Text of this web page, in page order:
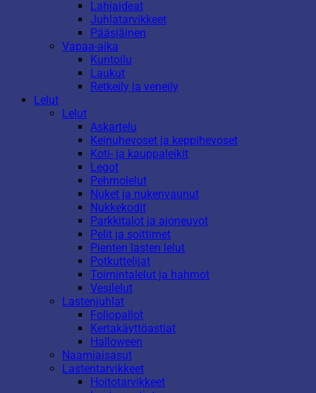
Lahjaideat
Juhlatarvikkeet
Pääsiäinen
Vapaa-aika
Kuntoilu
Laukut
Retkeily ja veneily
Lelut
Lelut
Askartelu
Keinuhevoset ja keppihevoset
Koti- ja kauppaleikit
Legot
Pehmolelut
Nuket ja nukenvaunut
Nukkekodit
Parkkitalot ja ajoneuvot
Pelit ja soittimet
Pienten lasten lelut
Potkuttelijat
Toimintalelut ja hahmot
Vesilelut
Lastenjuhlat
Foliopallot
Kertakäyttöastiat
Halloween
Naamiaisasut
Lastentarvikkeet
Hoitotarvikkeet